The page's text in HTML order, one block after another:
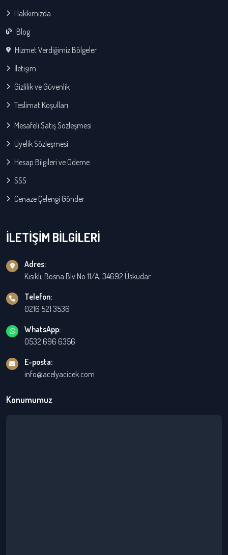
Hakkımızda
Blog
Hizmet Verdiğimiz Bölgeler
İletişim
Gizlilik ve Güvenlik
Teslimat Koşulları
Mesafeli Satış Sözleşmesi
Üyelik Sözleşmesi
Hesap Bilgileri ve Ödeme
SSS
Cenaze Çelengi Gönder
İLETİŞİM BİLGİLERİ
Adres:
Kısıklı, Bosna Blv No:11/A, 34692 Üsküdar
Telefon:
0216 521 3536
WhatsApp:
0532 696 6356
E-posta:
info@acelyacicek.com
Konumumuz